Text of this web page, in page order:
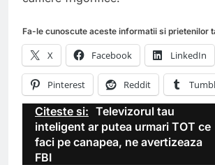
Fa-le cunoscute aceste informatii si prietenilor
X Facebook LinkedIn
Pinterest Reddit
Citeste si: Televizorul tau
inteligent ar putea urmari TOT ce
faci pe canapea, ne avertizeaza
FBI